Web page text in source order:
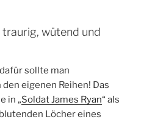
traurig, wütend und
sollte man
eigenen Reihen! Das
in „Soldat James Ryan“ als
Löcher eines